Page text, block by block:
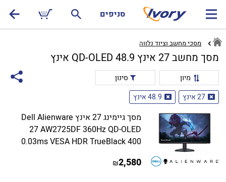
סניפים
מסכי מחשב וציוד נלווה
מסך מחשב 27 אינץ QD-OLED 48.9 אינץ
מיון
סינון
27 אינץ
48.9 אינץ
מסך גיימינג 27 אינץ Dell Alienware
27 AW2725DF 360Hz QD-OLED
0.03ms VESA HDR TrueBlack 400
2,580
₪